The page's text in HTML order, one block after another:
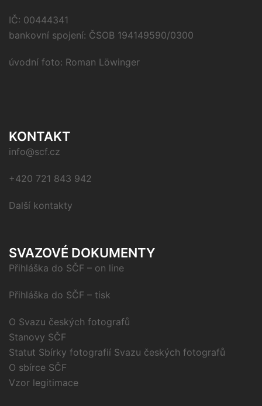
IČ: 00444341
bankovní spojení: ČSOB 194149590/0300
úvodní foto: Roman Löwinger
KONTAKT
info@scf.cz
+420 721 843 942
Další kontakty
SVAZOVÉ DOKUMENTY
Přihláška do SČF – on line
Přihláška do SČF – tisk
O Svazu českých fotografů
Stanovy SČF
Statut Sbírky fotografií Svazu českých fotografů
O sbírce SČF
Vzor legitimace